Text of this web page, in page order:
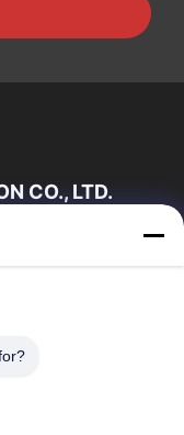
CO., LTD.
Jakości